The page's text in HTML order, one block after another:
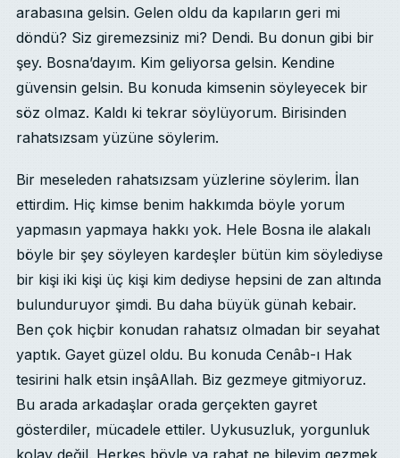
arabasına gelsin. Gelen oldu da kapıların geri mi
döndü? Siz giremezsiniz mi? Dendi. Bu donun gibi bir
şey. Bosna’dayım. Kim geliyorsa gelsin. Kendine
güvensin gelsin. Bu konuda kimsenin söyleyecek bir
söz olmaz. Kaldı ki tekrar söylüyorum. Birisinden
rahatsızsam yüzüne söylerim.
Bir meseleden rahatsızsam yüzlerine söylerim. İlan
ettirdim. Hiç kimse benim hakkımda böyle yorum
yapmasın yapmaya hakkı yok. Hele Bosna ile alakalı
böyle bir şey söyleyen kardeşler bütün kim söylediyse
bir kişi iki kişi üç kişi kim dediyse hepsini de zan altında
bulunduruyor şimdi. Bu daha büyük günah kebair.
Ben çok hiçbir konudan rahatsız olmadan bir seyahat
yaptık. Gayet güzel oldu. Bu konuda Cenâb-ı Hak
tesirini halk etsin inşâAllah. Biz gezmeye gitmiyoruz.
Bu arada arkadaşlar orada gerçekten gayret
gösterdiler, mücadele ettiler. Uykusuzluk, yorgunluk
kolay değil. Herkes böyle ya rahat ne bileyim gezmek